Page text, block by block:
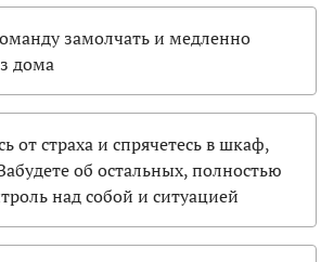
замолчать и медленно
дома
от страха и спрячетесь в шкаф,
об остальных, полностью
над собой и ситуацией